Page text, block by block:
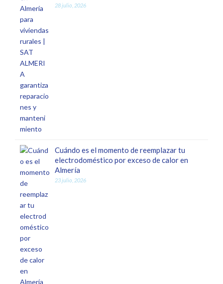
28 julio, 2026
Cuándo es el momento de reemplazar tu
electrodoméstico por exceso de calor en
Almería
23 julio, 2026